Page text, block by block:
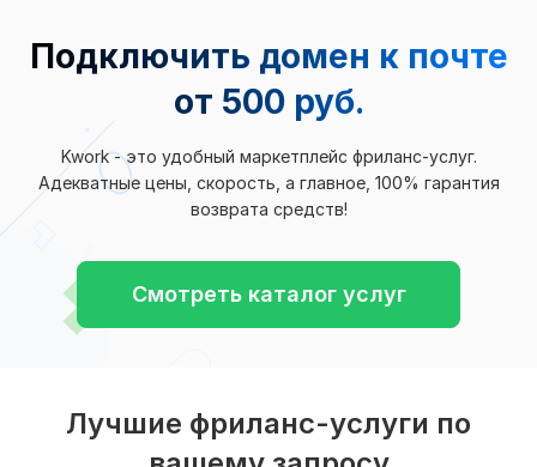
Подключить домен к почте
от 500 руб.
Kwork - это удобный маркетплейс фриланс-услуг.
Адекватные цены, скорость, а главное, 100% гарантия
возврата средств!
Смотреть каталог услуг
Лучшие фриланс-услуги по